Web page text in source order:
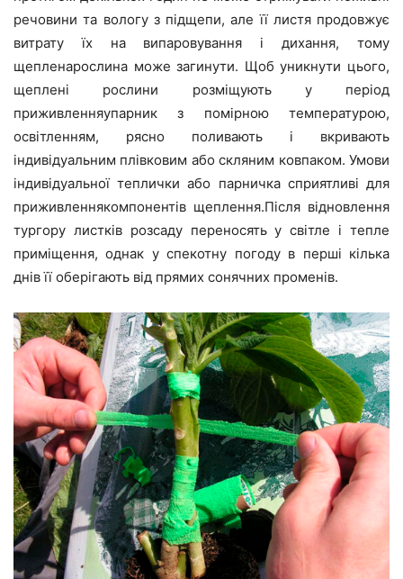
речовини та вологу з підщепи, але її листя продовжує
витрату їх на випаровування і дихання, тому
щепленарослина може загинути. Щоб уникнути цього,
щеплені рослини розміщують у період
приживленняупарник з помірною температурою,
освітленням, рясно поливають і вкривають
індивідуальним плівковим або скляним ковпаком. Умови
індивідуальної теплички або парничка сприятливі для
приживленнякомпонентів щеплення.Після відновлення
тургору листків розсаду переносять у світле і тепле
приміщення, однак у спекотну погоду в перші кілька
днів її оберігають від прямих сонячних променів.